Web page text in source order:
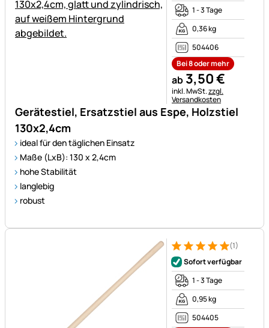
Gerätestiel, Ersatzstiel aus Espe, Holzstiel
130x2,4cm
ideal für den täglichen Einsatz
Maße (LxB): 130 x 2,4cm
hohe Stabilität
langlebig
robust
1 - 3 Tage
0,36 kg
504406
Bei 8 oder mehr
ab 3,50€
Steuerhinweis:
inkl. MwSt.zzgl.
Versandkosten
Bewertung: 5 von 5 (1
1 Bewertung
(1)
Sofort verfügbar
1 - 3 Tage
0,95 kg
504405